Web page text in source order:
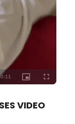
VIDEO